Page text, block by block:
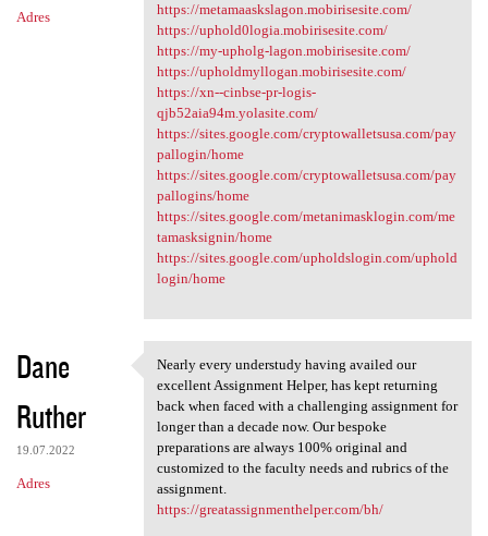
Adres
https://metamaaskslagon.mobirisesite.com/
https://uphold0logia.mobirisesite.com/
https://my-upholg-lagon.mobirisesite.com/
https://upholdmyllogan.mobirisesite.com/
https://xn--cinbse-pr-logis-
qjb52aia94m.yolasite.com/
https://sites.google.com/cryptowalletsusa.com/pay
pallogin/home
https://sites.google.com/cryptowalletsusa.com/pay
pallogins/home
https://sites.google.com/metanimasklogin.com/me
tamasksignin/home
https://sites.google.com/upholdslogin.com/uphold
login/home
Dane
Ruther
19.07.2022
Adres
Nearly every understudy
Nearly every understudy having availed our
excellent Assignment Helper, has kept returning
back when faced with a challenging assignment for
longer than a decade now. Our bespoke
preparations are always 100% original and
customized to the faculty needs and rubrics of the
assignment.
https://greatassignmenthelper.com/bh/